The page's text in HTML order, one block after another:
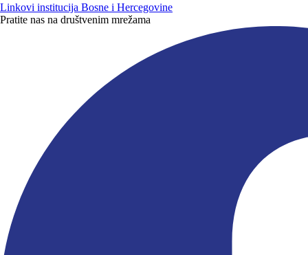
Linkovi institucija Bosne i Hercegovine
Pratite nas na društvenim mrežama